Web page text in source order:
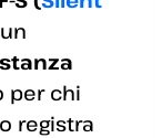
per chi
o registra